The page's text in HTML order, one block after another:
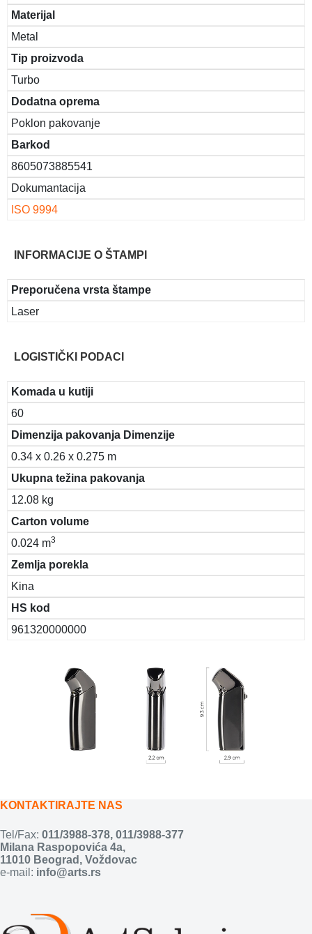
Materijal
Metal
Tip proizvoda
Turbo
Dodatna oprema
Poklon pakovanje
Barkod
8605073885541
Dokumantacija
ISO 9994
INFORMACIJE O ŠTAMPI
Preporučena vrsta štampe
Laser
LOGISTIČKI PODACI
Komada u kutiji
60
Dimenzija pakovanja Dimenzije
0.34 x 0.26 x 0.275 m
Ukupna težina pakovanja
12.08 kg
Carton volume
0.024 m3
Zemlja porekla
Kina
HS kod
961320000000
KONTAKTIRAJTE NAS
Tel/Fax: 011/3988-378, 011/3988-377
Milana Raspopovića 4a,
11010 Beograd, Voždovac
e-mail: info@arts.rs